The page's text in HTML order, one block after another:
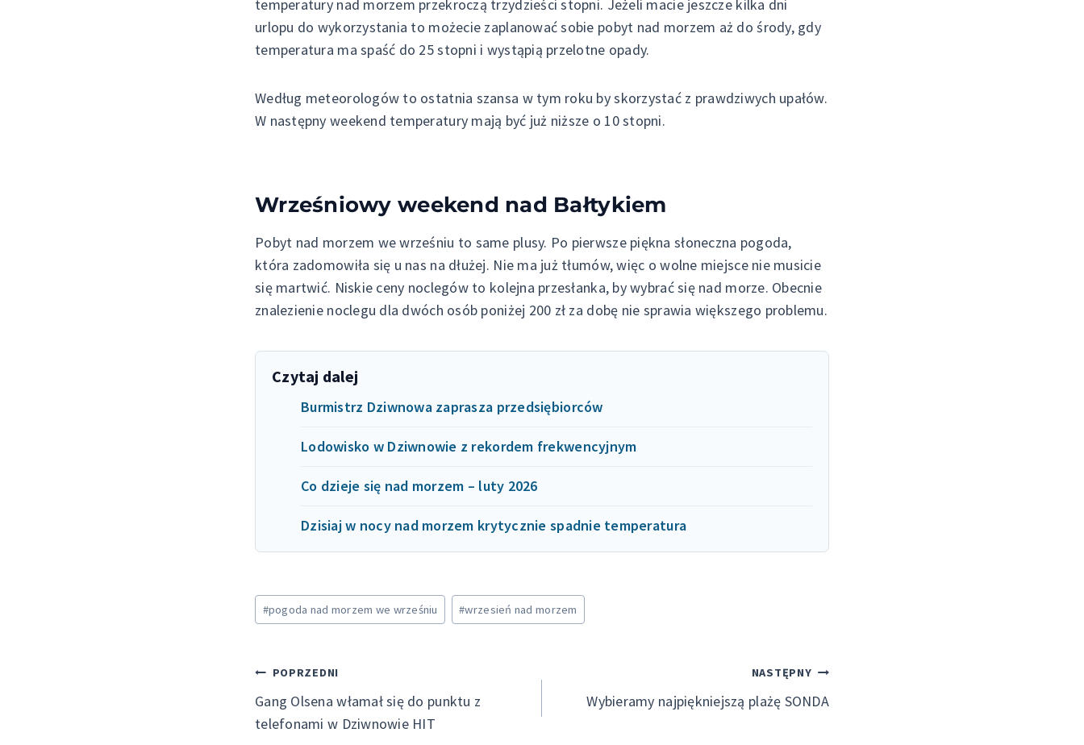
temperatury nad morzem przekroczą trzydzieści stopni. Jeżeli macie jeszcze kilka dni
urlopu do wykorzystania to możecie zaplanować sobie pobyt nad morzem aż do środy, gdy
temperatura ma spaść do 25 stopni i wystąpią przelotne opady.
Według meteorologów to ostatnia szansa w tym roku by skorzystać z prawdziwych upałów.
W następny weekend temperatury mają być już niższe o 10 stopni.
Wrześniowy weekend nad Bałtykiem
Pobyt nad morzem we wrześniu to same plusy. Po pierwsze piękna słoneczna pogoda,
która zadomowiła się u nas na dłużej. Nie ma już tłumów, więc o wolne miejsce nie musicie
się martwić. Niskie ceny noclegów to kolejna przesłanka, by wybrać się nad morze. Obecnie
znalezienie noclegu dla dwóch osób poniżej 200 zł za dobę nie sprawia większego problemu.
Czytaj dalej
Burmistrz Dziwnowa zaprasza przedsiębiorców
Lodowisko w Dziwnowie z rekordem frekwencyjnym
Co dzieje się nad morzem – luty 2026
Dzisiaj w nocy nad morzem krytycznie spadnie temperatura
Tagi
wpisu:
#pogoda nad morzem we wrześniu #wrzesień nad morzem
Nawigacja
wpisu
POPRZEDNI
Gang Olsena włamał się do punktu z
telefonami w Dziwnowie HIT
NASTĘPNY
Wybieramy najpiękniejszą plażę SONDA